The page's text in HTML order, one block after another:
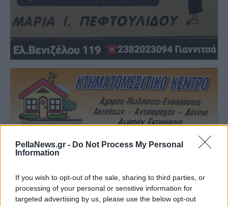
PellaNews.gr - Do Not Process My Personal
Information
If you wish to opt-out of the sale, sharing to third parties, or
processing of your personal or sensitive information for
targeted advertising by us, please use the below opt-out